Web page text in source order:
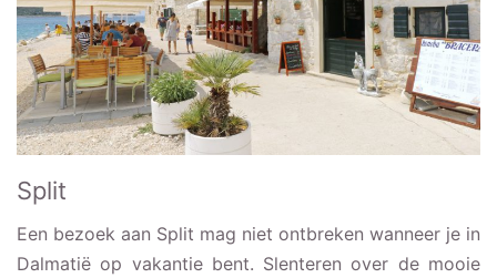
Split
Een bezoek aan Split mag niet ontbreken wanneer je in
Dalmatië op vakantie bent. Slenteren over de mooie